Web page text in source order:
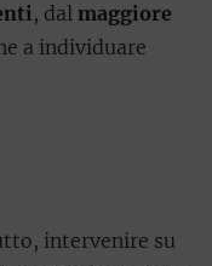
, dal maggiore
a individuare
intervenire su